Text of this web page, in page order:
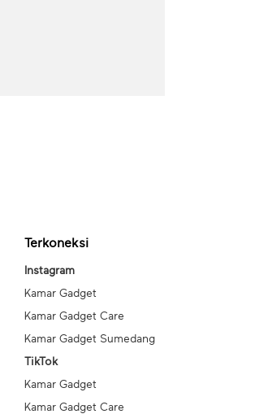
Terkoneksi
Instagram
Kamar Gadget
Kamar Gadget Care
Kamar Gadget Sumedang
TikTok
Kamar Gadget
Kamar Gadget Care